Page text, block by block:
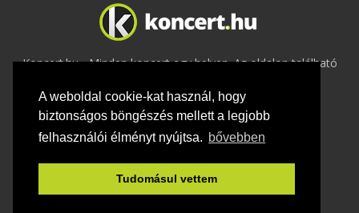
A weboldal cookie-kat használ, hogy
biztonságos böngészés mellett a legjobb
felhasználói élményt nyújtsa. bővebben
Tudomásul vettem
Koncert.hu - Minden koncert egy helyen. Az oldalon található
2020 Adatvédelem-ÁSZF-Felhasználási
feltételek-Webmaster- Kapcsolat és üzenet küldés